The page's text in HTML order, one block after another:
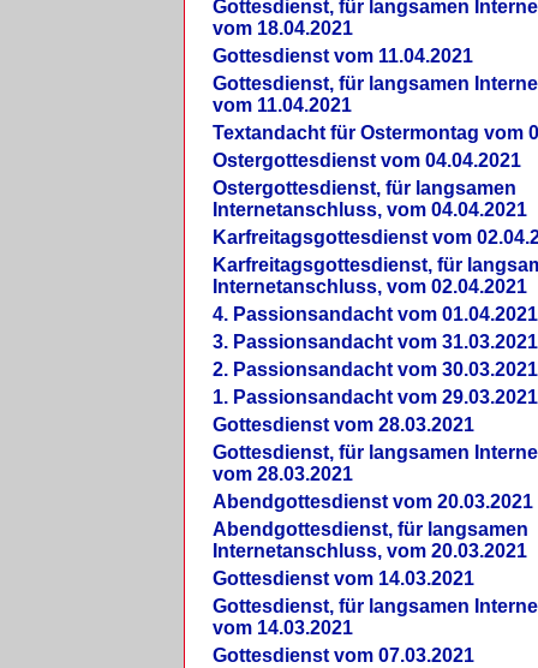
Gottesdienst, für langsamen
vom 18.04.2021
Gottesdienst vom 11.04.2021
Gottesdienst, für langsamen
vom 11.04.2021
Textandacht für Ostermontag vom
Ostergottesdienst vom 04.04.2021
Ostergottesdienst, für langsamen
Internetanschluss, vom 04.04.2021
Karfreitagsgottesdienst vom
Karfreitagsgottesdienst, für
Internetanschluss, vom 02.04.2021
4. Passionsandacht vom 01.04.2021
3. Passionsandacht vom 31.03.2021
2. Passionsandacht vom 30.03.2021
1. Passionsandacht vom 29.03.2021
Gottesdienst vom 28.03.2021
Gottesdienst, für langsamen
vom 28.03.2021
Abendgottesdienst vom 20.03.2021
Abendgottesdienst, für langsamen
Internetanschluss, vom 20.03.2021
Gottesdienst vom 14.03.2021
Gottesdienst, für langsamen
vom 14.03.2021
Gottesdienst vom 07.03.2021